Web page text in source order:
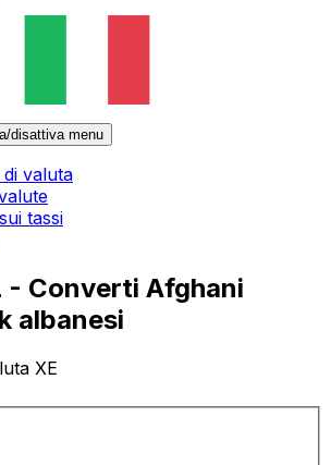
disattiva menu
valuta
tassi
- Converti Afghani
albanesi
XE